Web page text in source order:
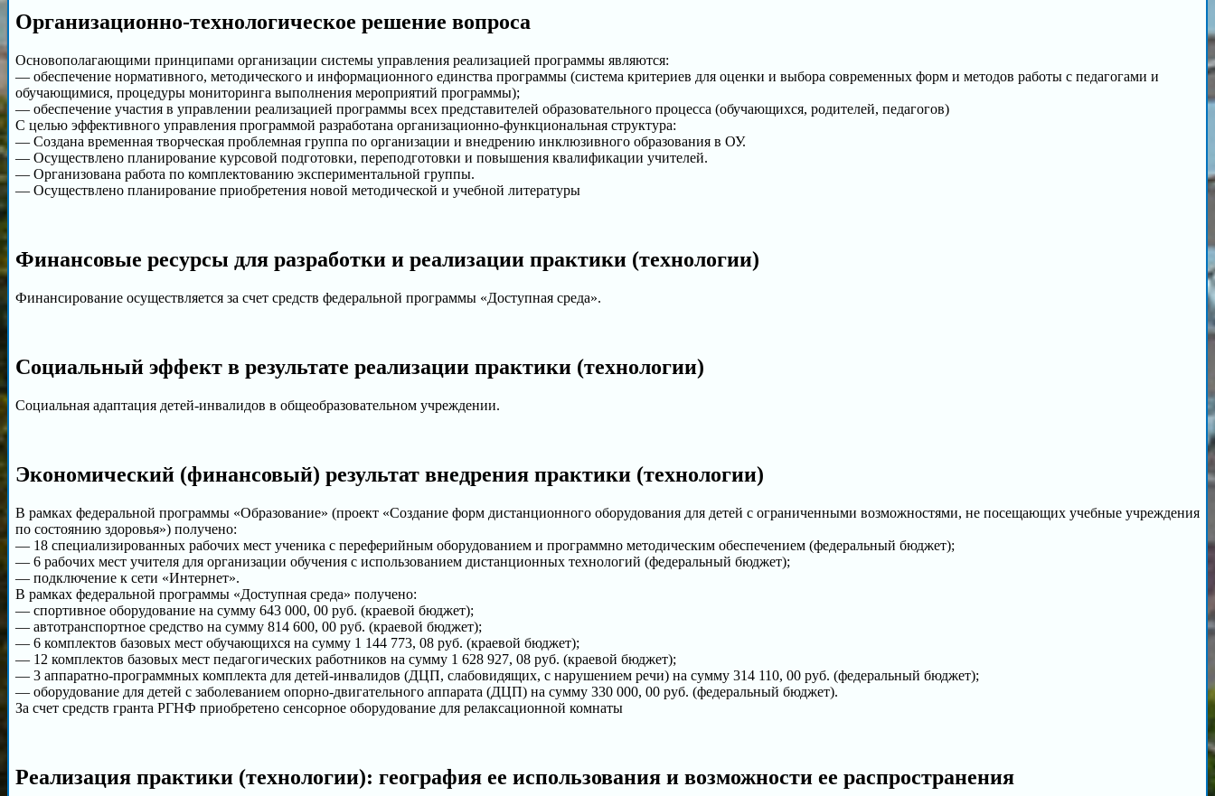
Организационно-технологическое решение вопроса
Основополагающими принципами организации системы управления реализацией программы являются:
— обеспечение нормативного, методического и информационного единства программы (система критериев для оценки и выбора современных форм и методов работы с педагогами и
обучающимися, процедуры мониторинга выполнения мероприятий программы);
— обеспечение участия в управлении реализацией программы всех представителей образовательного процесса (обучающихся, родителей, педагогов)
С целью эффективного управления программой разработана организационно-функциональная структура:
— Создана временная творческая проблемная группа по организации и внедрению инклюзивного образования в ОУ.
— Осуществлено планирование курсовой подготовки, переподготовки и повышения квалификации учителей.
— Организована работа по комплектованию экспериментальной группы.
— Осуществлено планирование приобретения новой методической и учебной литературы
Финансовые ресурсы для разработки и реализации практики (технологии)
Финансирование осуществляется за счет средств федеральной программы «Доступная среда».
Социальный эффект в результате реализации практики (технологии)
Социальная адаптация детей-инвалидов в общеобразовательном учреждении.
Экономический (финансовый) результат внедрения практики (технологии)
В рамках федеральной программы «Образование» (проект «Создание форм дистанционного оборудования для детей с ограниченными возможностями, не посещающих учебные учреждения
по состоянию здоровья») получено:
— 18 специализированных рабочих мест ученика с переферийным оборудованием и программно методическим обеспечением (федеральный бюджет);
— 6 рабочих мест учителя для организации обучения с использованием дистанционных технологий (федеральный бюджет);
— подключение к сети «Интернет».
В рамках федеральной программы «Доступная среда» получено:
— спортивное оборудование на сумму 643 000, 00 руб. (краевой бюджет);
— автотранспортное средство на сумму 814 600, 00 руб. (краевой бюджет);
— 6 комплектов базовых мест обучающихся на сумму 1 144 773, 08 руб. (краевой бюджет);
— 12 комплектов базовых мест педагогических работников на сумму 1 628 927, 08 руб. (краевой бюджет);
— 3 аппаратно-программных комплекта для детей-инвалидов (ДЦП, слабовидящих, с нарушением речи) на сумму 314 110, 00 руб. (федеральный бюджет);
— оборудование для детей с заболеванием опорно-двигательного аппарата (ДЦП) на сумму 330 000, 00 руб. (федеральный бюджет).
За счет средств гранта РГНФ приобретено сенсорное оборудование для релаксационной комнаты
Реализация практики (технологии): география ее использования и возможности ее распространения